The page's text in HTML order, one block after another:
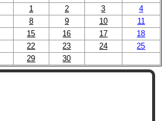
1
2 3
4
8 9 10
11
15 16 17
18
22 23 24
25
29 30